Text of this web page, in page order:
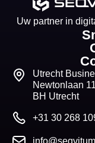
Uw partner in
Utrecht
Newtonlaan
BH Utrecht
+31 30 268